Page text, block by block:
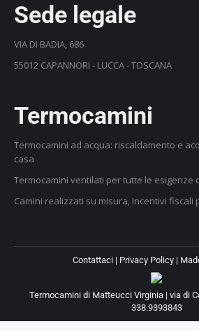
Sede legale
VIA DI BADIA, 686
55012 CAPANNORI - LUCCA - TOSCANA
Termocamini
Termocamini ad acqua: riscaldamento e
casa
Termocamini ventilati per tutte le esigenze
Camini realizzati su misura, Incentivi fiscali
Contattaci | Privacy Policy |
Termocamini di Matteucci Virginia | via di
338.9393843